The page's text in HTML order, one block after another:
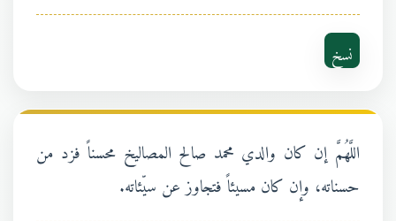
نسخ
اللَّهُمَّ إن كان والدي محمد صالح المصاليخ محسناً فزد من
حسناته، وإن كان مسيئاً فتجاوز عن سيّئاته.